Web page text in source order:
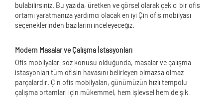
bulabilirsiniz. Bu yazıda, üretken ve görsel olarak çekici bir ofis
ortamı yaratmanıza yardımcı olacak en iyi Çin ofis mobilyası
seçeneklerinden bazılarını inceleyeceğiz.
Modern Masalar ve Çalışma İstasyonları
Ofis mobilyaları söz konusu olduğunda, masalar ve çalışma
istasyonları tüm ofisin havasını belirleyen olmazsa olmaz
parçalardır. Çin ofis mobilyaları, günümüzün hızlı tempolu
çalışma ortamları için mükemmel, hem işlevsel hem de şık